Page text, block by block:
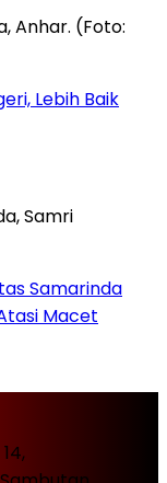
Lebih Baik
Samarinda
Macet